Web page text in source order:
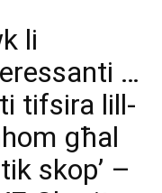
li
…
tifsira lill-
għal
skop’ –